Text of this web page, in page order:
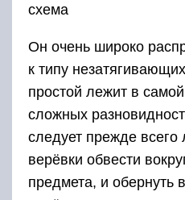
схема
Он очень широко
к типу
простой лежит в
сложных
следует прежде
верёвки обвести
предмета, и обернуть